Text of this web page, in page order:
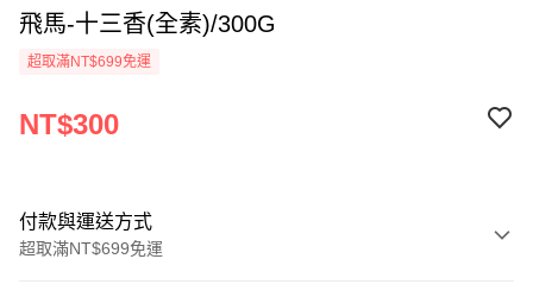
飛馬-十三香(全素)/300G
超取滿NT$699免運
NT$300
付款與運送方式
超取滿NT$699免運